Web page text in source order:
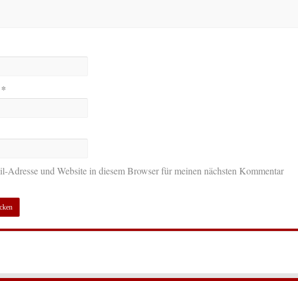
*
Adresse und Website in diesem Browser für meinen nächsten Kommentar